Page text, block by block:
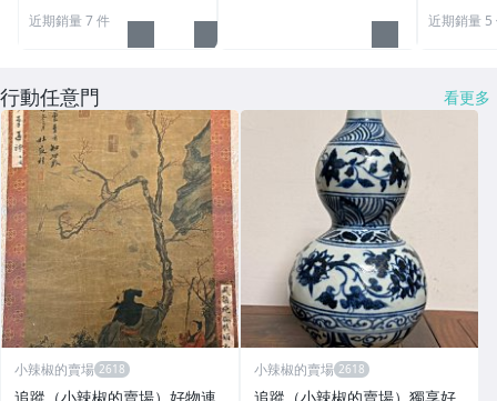
近期銷量 7 件 近期銷量 5
行動任意門 看更多
小辣椒的賣場 小辣椒的賣場